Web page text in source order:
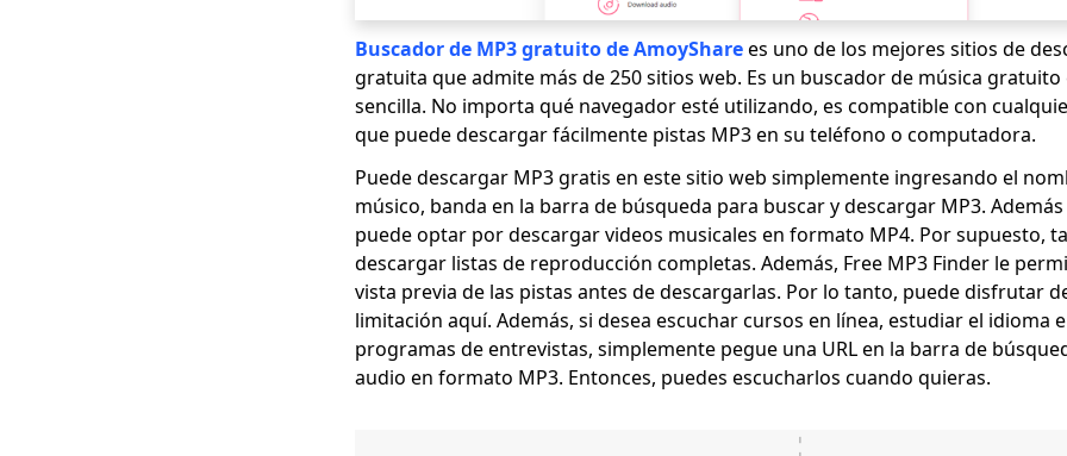
Buscador de MP3 gratuito de AmoySharees uno de los mejores sitios de
gratuita que admite más de 250 sitios web. Es un buscador de música
sencilla. No importa qué navegador esté utilizando, es compatible con
que puede descargar fácilmente pistas MP3 en su teléfono o computadora.
Puede descargar MP3 gratis en este sitio web simplemente ingresando el
músico, banda en la barra de búsqueda para buscar y descargar MP3.
puede optar por descargar videos musicales en formato MP4. Por supuesto,
descargar listas de reproducción completas. Además, Free MP3 Finder le
vista previa de las pistas antes de descargarlas. Por lo tanto, puede disfrutar
limitación aquí. Además, si desea escuchar cursos en línea, estudiar el idioma
programas de entrevistas, simplemente pegue una URL en la barra de
audio en formato MP3. Entonces, puedes escucharlos cuando quieras.